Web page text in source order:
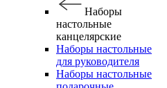
Наборы
настольные
канцелярские
Наборы настольные
для руководителя
Наборы настольные